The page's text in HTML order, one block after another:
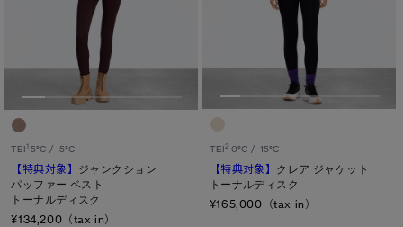
TEI1 5°C / -5°C
【特典対象】 ジャンクション
パッファー ベスト
トーナルディスク
¥134,200（tax in）
TEI2 0°C / -15°C
【特典対象】 クレア ジャケット
トーナルディスク
¥165,000（tax in）